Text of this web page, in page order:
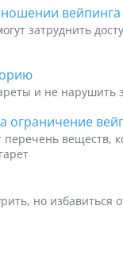
вейпинга
затруднить
и не нарушить
ограничение
веществ,
но избавиться